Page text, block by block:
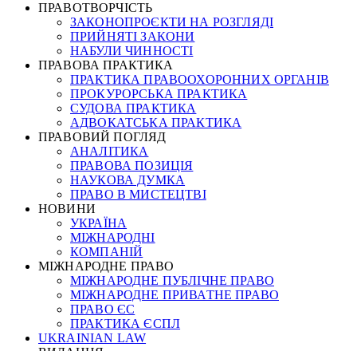
ПРАВОТВОРЧІСТЬ
ЗАКОНОПРОЄКТИ НА РОЗГЛЯДІ
ПРИЙНЯТІ ЗАКОНИ
НАБУЛИ ЧИННОСТІ
ПРАВОВА ПРАКТИКА
ПРАКТИКА ПРАВООХОРОННИХ ОРГАНІВ
ПРОКУРОРСЬКА ПРАКТИКА
СУДОВА ПРАКТИКА
АДВОКАТСЬКА ПРАКТИКА
ПРАВОВИЙ ПОГЛЯД
АНАЛІТИКА
ПРАВОВА ПОЗИЦІЯ
НАУКОВА ДУМКА
ПРАВО В МИСТЕЦТВІ
НОВИНИ
УКРАЇНА
МІЖНАРОДНІ
КОМПАНІЙ
МІЖНАРОДНЕ ПРАВО
МІЖНАРОДНЕ ПУБЛІЧНЕ ПРАВО
МІЖНАРОДНЕ ПРИВАТНЕ ПРАВО
ПРАВО ЄС
ПРАКТИКА ЄСПЛ
UKRAINIAN LAW